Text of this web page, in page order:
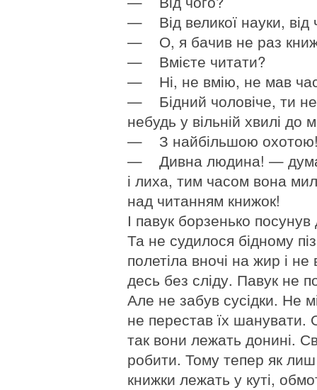
— Від великої науки, від
— О, я бачив не раз
— Вмієте читати?
— Ні, не вмію, не мав
— Бідний чоловіче, ти не
небудь у вільній хвилі до
— З найбільшою охотою!
— Дивна людина! —
і лиха, тим часом вона
над читанням книжок!
І павук борзенько посунув
Та не судилося бідному
полетіла вночі на жир і
десь без сліду. Павук не
Але не забув сусідки. Не
не перестав їх шанувати.
так вони лежать донині.
робити. Тому тепер як
книжки лежать у куті,